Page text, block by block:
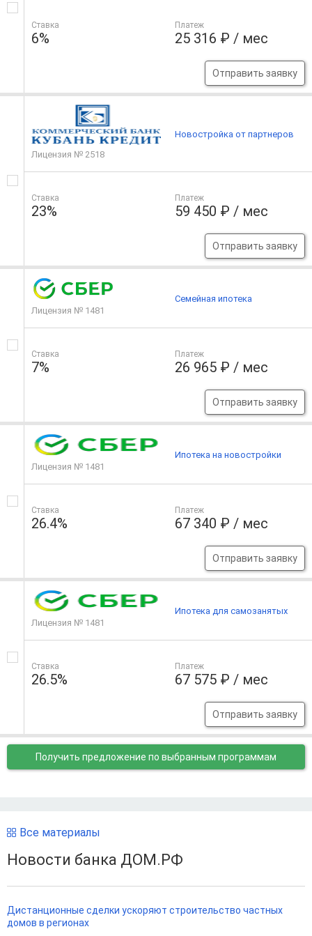
Ставка
6%
Платеж
25 316 ₽ / мес
Отправить заявку
Лицензия № 2518
Ставка
23%
Платеж
59 450 ₽ / мес
Отправить заявку
Новостройка от партнеров
Лицензия № 1481
Ставка
7%
Платеж
26 965 ₽ / мес
Отправить заявку
Семейная ипотека
Лицензия № 1481
Ставка
26.4%
Платеж
67 340 ₽ / мес
Отправить заявку
Ипотека на новостройки
Лицензия № 1481
Ставка
26.5%
Платеж
67 575 ₽ / мес
Отправить заявку
Ипотека для самозанятых
Получить предложение по выбранным программам
Все материалы
Новости банка ДОМ.РФ
Дистанционные сделки ускоряют строительство частных
домов в регионах